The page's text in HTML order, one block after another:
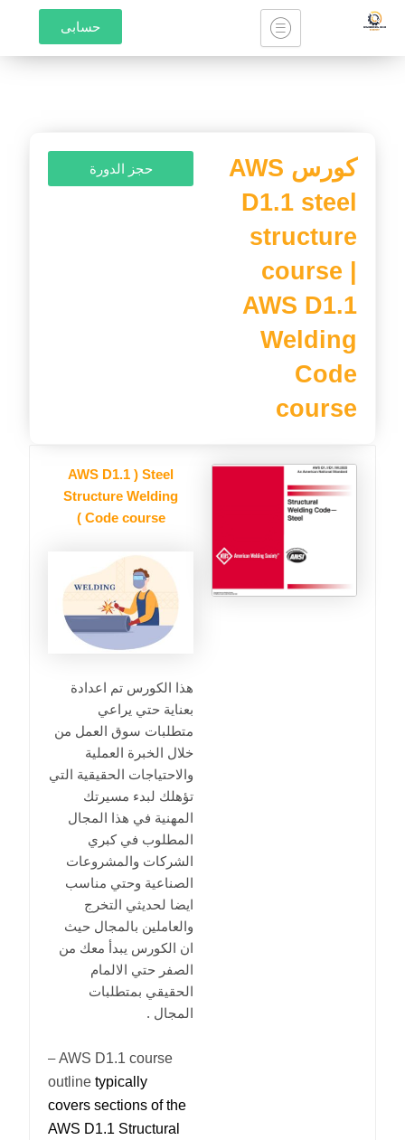
تخطي
المحتوى
حسابى
كورس AWS
D1.1 steel
structure
course |
AWS D1.1
Welding
Code
course
حجز الدورة
AWS D1.1 ) Steel
Structure Welding
Code course )
هذا الكورس تم اعدادة
بعناية حتي يراعي
متطلبات سوق العمل من
خلال الخبرة العملية
والاحتياجات الحقيقية التي
تؤهلك لبدء مسيرتك
المهنية في هذا المجال
المطلوب في كبري
الشركات والمشروعات
الصناعية وحتي مناسب
ايضا لحديثي التخرج
والعاملين بالمجال حيث
ان الكورس يبدأ معك من
الصفر حتي الالمام
الحقيقي بمتطلبات
المجال .
–AWS D1.1 course
outlinetypically
covers sections of the
AWS D1.1 Structural